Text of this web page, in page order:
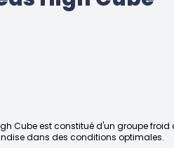
Cube est constitué d'un groupe
dans des conditions optimales.